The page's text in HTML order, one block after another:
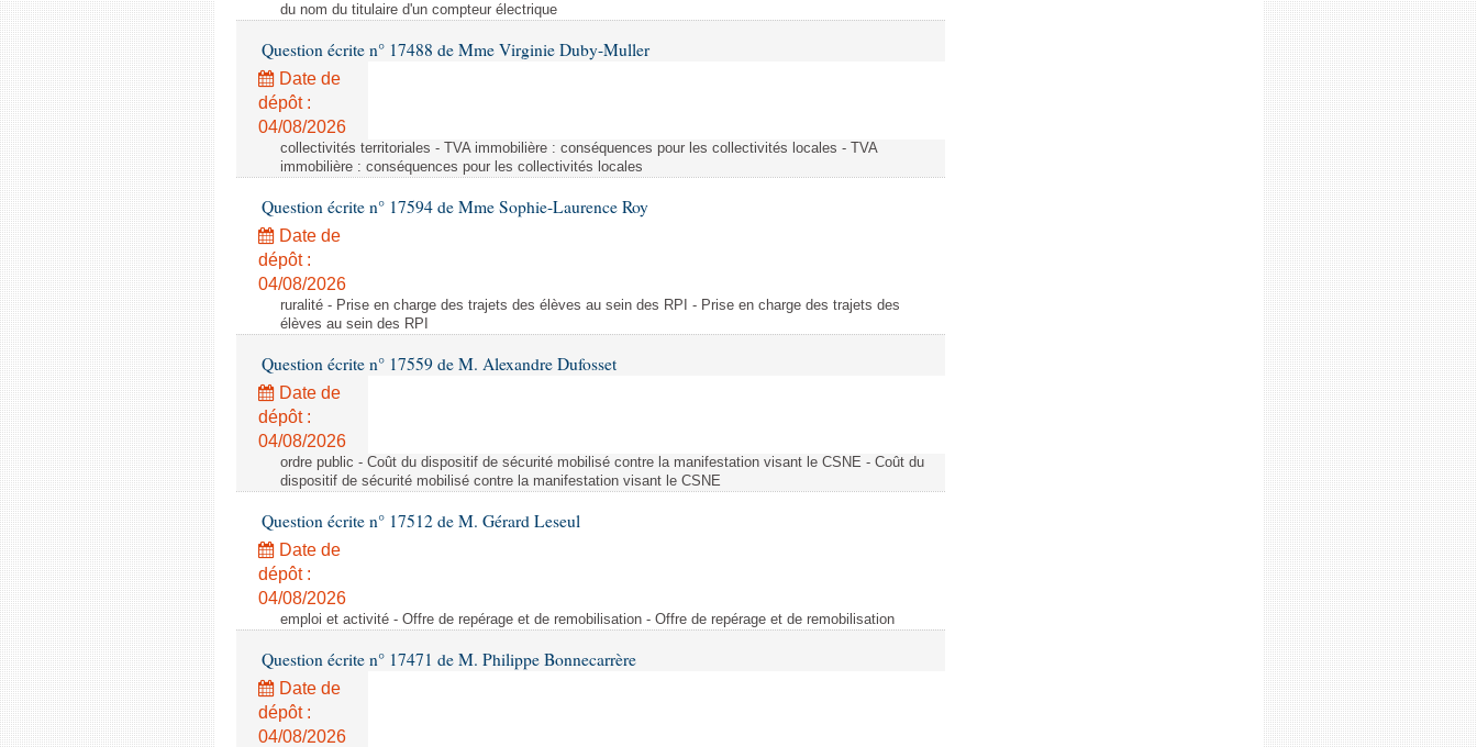
du nom du titulaire d'un compteur électrique
Question écrite n° 17488 de Mme Virginie Duby-Muller
Date de
dépôt :
04/08/2026
collectivités territoriales - TVA immobilière : conséquences pour les collectivités locales - TVA
immobilière : conséquences pour les collectivités locales
Question écrite n° 17594 de Mme Sophie-Laurence Roy
Date de
dépôt :
04/08/2026
ruralité - Prise en charge des trajets des élèves au sein des RPI - Prise en charge des trajets des
élèves au sein des RPI
Question écrite n° 17559 de M. Alexandre Dufosset
Date de
dépôt :
04/08/2026
ordre public - Coût du dispositif de sécurité mobilisé contre la manifestation visant le CSNE - Coût du
dispositif de sécurité mobilisé contre la manifestation visant le CSNE
Question écrite n° 17512 de M. Gérard Leseul
Date de
dépôt :
04/08/2026
emploi et activité - Offre de repérage et de remobilisation - Offre de repérage et de remobilisation
Question écrite n° 17471 de M. Philippe Bonnecarrère
Date de
dépôt :
04/08/2026